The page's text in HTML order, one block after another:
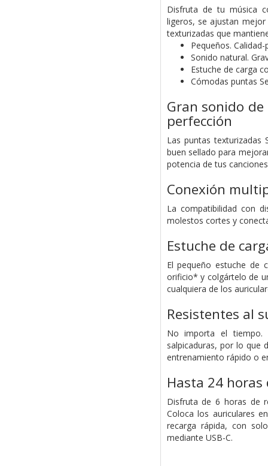
Disfruta de tu música
ligeros, se ajustan
texturizadas que
Pequeños. Calidad-
Sonido natural.
Estuche de carga
Cómodas puntas
Gran sonido
perfección
Las puntas
buen sellado para
potencia de tus
Conexión
La compatibilidad con
molestos cortes y
Estuche de
El pequeño estuche de
orificio* y colgártelo de
cualquiera de los
Resistentes al
No importa el tiempo.
salpicaduras, por lo que
entrenamiento rápido o
Hasta 24
Disfruta de 6 horas de
Coloca los auriculares
recarga rápida, con
mediante USB-C.